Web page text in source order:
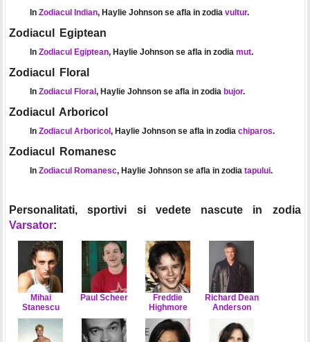
In Zodiacul Indian, Haylie Johnson se afla in zodia vultur.
Zodiacul Egiptean
In Zodiacul Egiptean, Haylie Johnson se afla in zodia mut.
Zodiacul Floral
In Zodiacul Floral , Haylie Johnson se afla in zodia bujor.
Zodiacul Arboricol
In Zodiacul Arboricol , Haylie Johnson se afla in zodia chiparos.
Zodiacul Romanesc
In Zodiacul Romanesc, Haylie Johnson se afla in zodia tapului.
Personalitati, sportivi si vedete nascute in zodia
Varsator:
Mihai
Stanescu
Paul Scheer
Freddie
Highmore
Richard Dean
Anderson